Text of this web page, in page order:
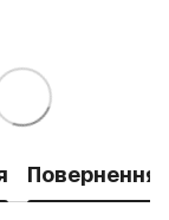
Повернення